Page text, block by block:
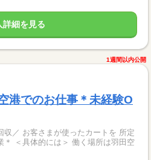
詳細を見る
1週間以内公開
港でのお仕事＊未経験O
収／ お客さまが使ったカートを 所定
田空